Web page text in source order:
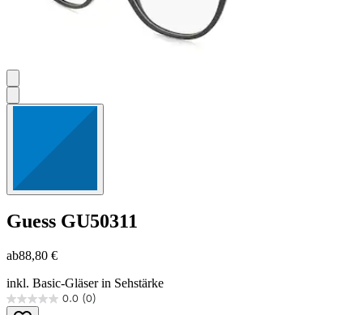
Guess GU50311
ab88,80 €
inkl. Basic-Gläser in Sehstärke
0.0 (0)
0.0